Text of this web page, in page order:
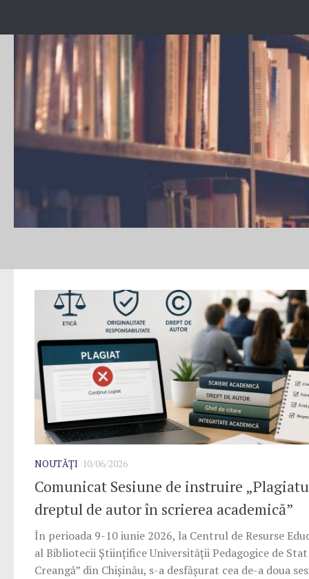
NOUTĂȚI 10/06/2026
Comunicat Sesiune de instruire
dreptul de autor în scrierea academică”
În perioada 9-10 iunie 2026, la Centrul de Resurse
al Bibliotecii Științifice Universității Pedagogice de
Creangă” din Chișinău, s-a desfășurat cea de-a doua